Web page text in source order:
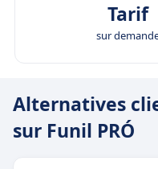
Tarif
sur
Alternatives
sur Funil PRÓ